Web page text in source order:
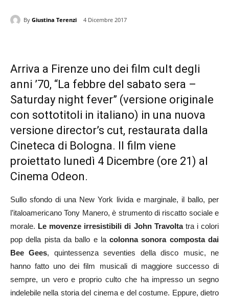
By Giustina Terenzi 4 Dicembre 2017
Arriva a Firenze uno dei film cult degli
anni ’70, “La febbre del sabato sera –
Saturday night fever” (versione originale
con sottotitoli in italiano) in una nuova
versione director’s cut, restaurata dalla
Cineteca di Bologna. Il film viene
proiettato lunedì 4 Dicembre (ore 21) al
Cinema Odeon.
Sullo sfondo di una New York livida e marginale, il ballo, per
l’italoamericano Tony Manero, è strumento di riscatto sociale e
morale. Le movenze irresistibili di John Travoltatra i colori
pop della pista da ballo e lacolonna sonora composta dai
Bee Gees, quintessenza seventies della disco music, ne
hanno fatto uno dei film musicali di maggiore successo di
sempre, un vero e proprio culto che ha impresso un segno
indelebile nella storia del cinema e del costume. Eppure, dietro